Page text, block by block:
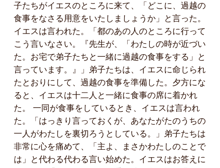
子たちがイエスのところに来て、「どこに、過越の
食事をなさる用意をいたしましょうか」と言った。
イエスは言われた。「都のあの人のところに行って
こう言いなさい。『先生が、「わたしの時が近づい
た。お宅で弟子たちと一緒に過越の食事をする」と
言っています。』」弟子たちは、イエスに命じられ
たとおりにして、過越の食事を準備した。夕方にな
ると、イエスは十二人と一緒に食事の席に着かれ
た。 一同が食事をしているとき、イエスは言われ
た。「はっきり言っておくが、あなたがたのうちの
一人がわたしを裏切ろうとしている。」弟子たちは
非常に心を痛めて、「主よ、まさかわたしのことで
は」と代わる代わる言い始めた。イエスはお答えに